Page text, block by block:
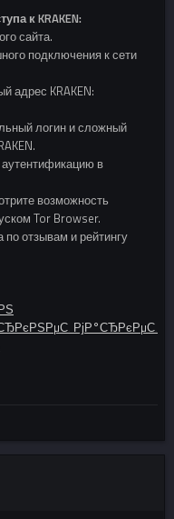
к KRAKEN:
сайта.
подключения к сети
адрес KRAKEN:
логин и сложный
в
возможность
Tor Browser.
отзывам и рейтингу
РјР°СЂРєРµС‚